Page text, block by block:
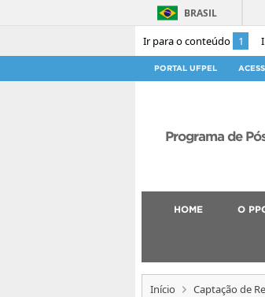
Ir para o conteúdo 1
BRASIL
PORTAL UFPEL
Programa de
HOME O
Início Captação de